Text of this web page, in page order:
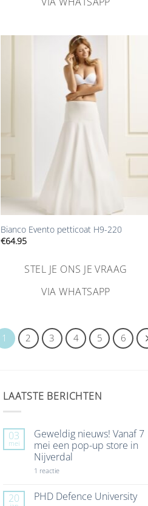
Bianco Evento petticoat H9-220
€64.95
STEL JE ONS JE VRAAG
VIA WHATSAPP
1 2 3 4 5 6
LAATSTE BERICHTEN
03
mei
Geweldig nieuws! Vanaf 7
mei een pop-up store in
Nijverdal
1 reactieop
Vanaf
7
20 PHD Defence University